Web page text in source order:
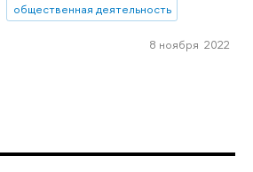
общественная деятельность
8 ноября 2022